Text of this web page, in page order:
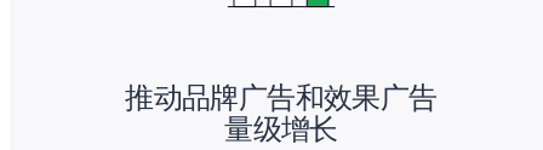
推动品牌广告和效果广告
量级增长